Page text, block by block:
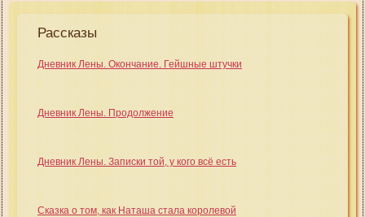
Рассказы
Дневник Лены. Окончание. Гейшные штучки
Дневник Лены. Продолжение
Дневник Лены. Записки той, у кого всё есть
Сказка о том, как Наташа стала королевой